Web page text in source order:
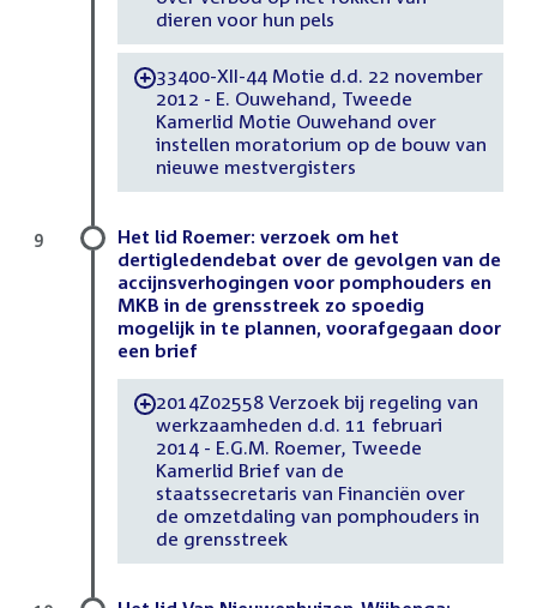
dieren voor hun pels
-33400-XII-44 Motie d.d. 22 november
2012 - E. Ouwehand, Tweede
Kamerlid Motie Ouwehand over
instellen moratorium op de bouw van
nieuwe mestvergisters
Het lid Roemer: verzoek om het
dertigledendebat over de gevolgen van de
accijnsverhogingen voor pomphouders en
MKB in de grensstreek zo spoedig
mogelijk in te plannen, voorafgegaan door
een brief
-2014Z02558 Verzoek bij regeling van
werkzaamheden d.d. 11 februari
2014 - E.G.M. Roemer, Tweede
Kamerlid Brief van de
staatssecretaris van Financiën over
de omzetdaling van pomphouders in
de grensstreek
9